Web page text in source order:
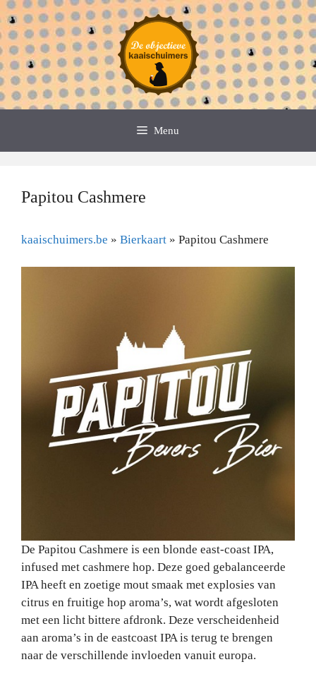
Spring
naar
de
inhoud
Menu
Papitou Cashmere
kaaischuimers.be » Bierkaart » Papitou Cashmere
De Papitou Cashmere is een blonde east-coast IPA,
infused met cashmere hop. Deze goed gebalanceerde
IPA heeft en zoetige mout smaak met explosies van
citrus en fruitige hop aroma’s, wat wordt afgesloten
met een licht bittere afdronk. Deze verscheidenheid
aan aroma’s in de eastcoast IPA is terug te brengen
naar de verschillende invloeden vanuit europa.